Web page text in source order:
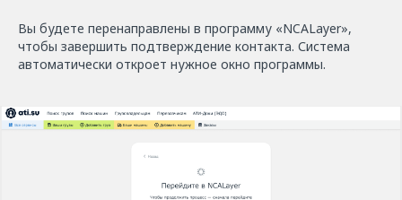
Вы будете перенаправлены в программу «NCALayer»,
чтобы завершить подтверждение контакта. Система
автоматически откроет нужное окно программы.